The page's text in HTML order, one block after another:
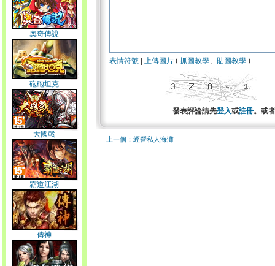
奧奇傳說
砲砲坦克
大國戰
霸道江湖
傳神
表情符號 上傳圖片 ( 抓圖教學、 貼圖教學 )
發表評論請先登入或註冊。或
上一個：經營私人海灘